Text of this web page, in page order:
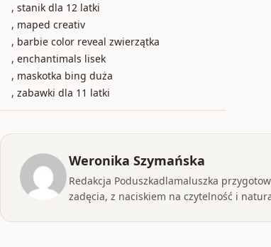
, stanik dla 12 latki
, maped creativ
, barbie color reveal zwierzątka
, enchantimals lisek
, maskotka bing duża
, zabawki dla 11 latki
Weronika Szymańska
Redakcja Poduszkadlamaluszka
zadęcia, z naciskiem na czytelność i